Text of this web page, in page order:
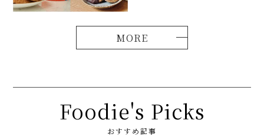
Foodie's Picks
おすすめ記事